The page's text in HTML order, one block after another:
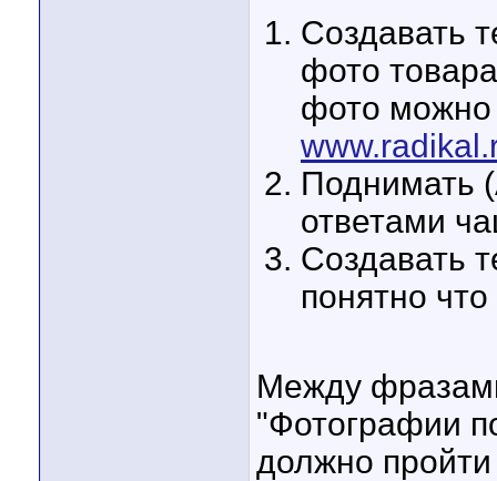
Создавать
фото
фото можно
Поднимать
ответами
Создавать
понятно
Между
"Фотографии
должно